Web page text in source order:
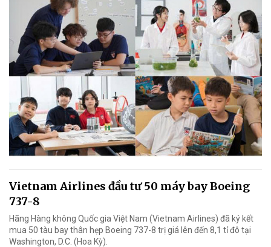
Vietnam Airlines đầu tư 50 máy bay Boeing
737-8
Hãng Hàng không Quốc gia Việt Nam (Vietnam Airlines) đã ký kết
mua 50 tàu bay thân hẹp Boeing 737-8 trị giá lên đến 8,1 tỉ đô tại
Washington, D.C. (Hoa Kỳ).